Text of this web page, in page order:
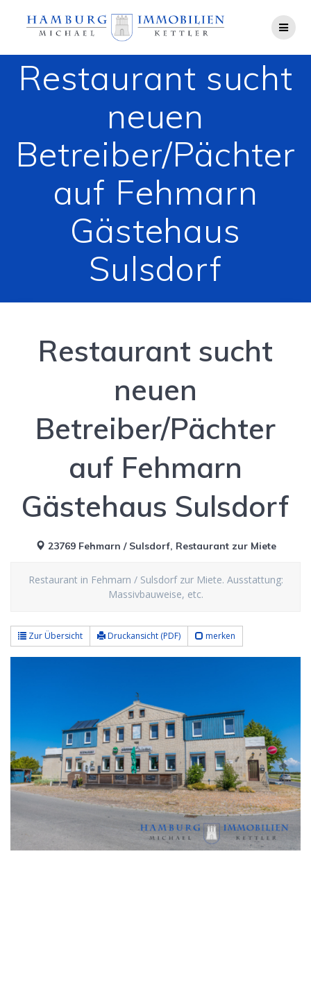
Inhalt
springen
Restaurant sucht
neuen
Betreiber/Pächter
auf Fehmarn
Gästehaus
Sulsdorf
Restaurant sucht
neuen
Betreiber/Pächter
auf Fehmarn
Gästehaus Sulsdorf
23769 Fehmarn / Sulsdorf, Restaurant zur Miete
Restaurant in Fehmarn / Sulsdorf zur Miete. Ausstattung:
Massivbauweise, etc.
Zur Übersicht Druckansicht (PDF) merken